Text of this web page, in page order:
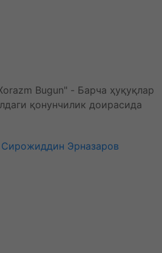
Bugun" - Барча ҳуқуқлар
қонунчилик доирасида
Сирожиддин Эрназаров